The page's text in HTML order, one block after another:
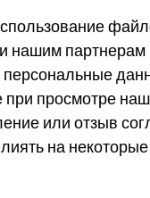
нашим партнерам
при просмотре
или отзыв
на